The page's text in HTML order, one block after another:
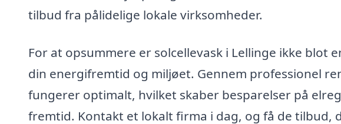
tilbud fra pålidelige lokale virksomheder.
For at opsummere er solcellevask i Lellinge ikke blot
din energifremtid og miljøet. Gennem professionel
fungerer optimalt, hvilket skaber besparelser på
fremtid. Kontakt et lokalt firma i dag, og få de tilbud,